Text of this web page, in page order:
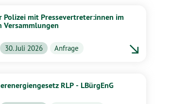
Polizei mit Pressevertreter:innen im
Versammlungen
30. Juli 2026 Anfrage
RLP - LBürgEnG